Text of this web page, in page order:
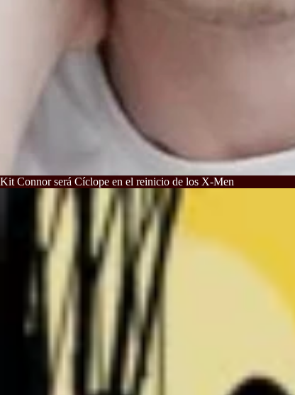
Kit Connor será Cíclope en el reinicio de los X-Men